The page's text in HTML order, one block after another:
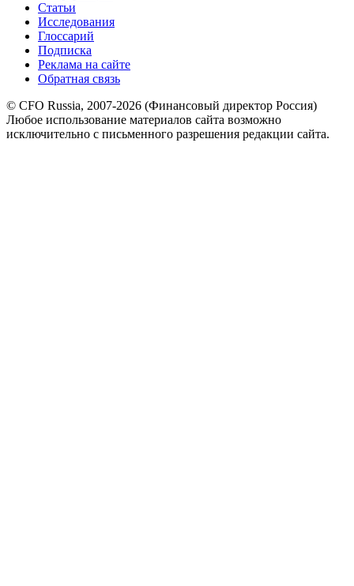
Статьи
Исследования
Глоссарий
Подписка
Реклама на сайте
Обратная связь
© CFO Russia, 2007-2026 (Финансовый директор Россия)
Любое использование материалов сайта возможно
исключительно с письменного разрешения редакции сайта.